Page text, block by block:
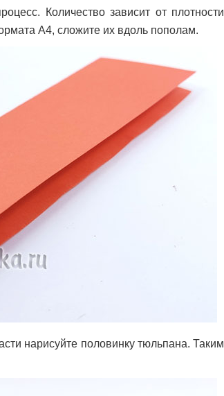
Количество зависит от плотности
А4, сложите их вдоль пополам.
нарисуйте половинку тюльпана. Таким